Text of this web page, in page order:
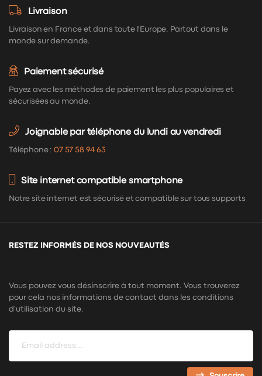
Livraison
Livraison en France et dans toute l'Europe. Partout dans le
monde sur demande.
Paiement sécurisé
Payez avec les méthodes de paiement les plus populaires et
sécurisées au monde.
Joignable par téléphone du lundi au vendredi
Téléphone :07 57 58 94 63
Site internet compatible smartphone
Notre site internet est sécurisé et compatible sur tous supports
RESTEZ INFORMÉS DE NOS NOUVEAUTÉS
Vous pouvez vous désinscrire à tout moment. Vous trouverez
pour cela nos informations de contact dans les conditions
d'utilisation du site.